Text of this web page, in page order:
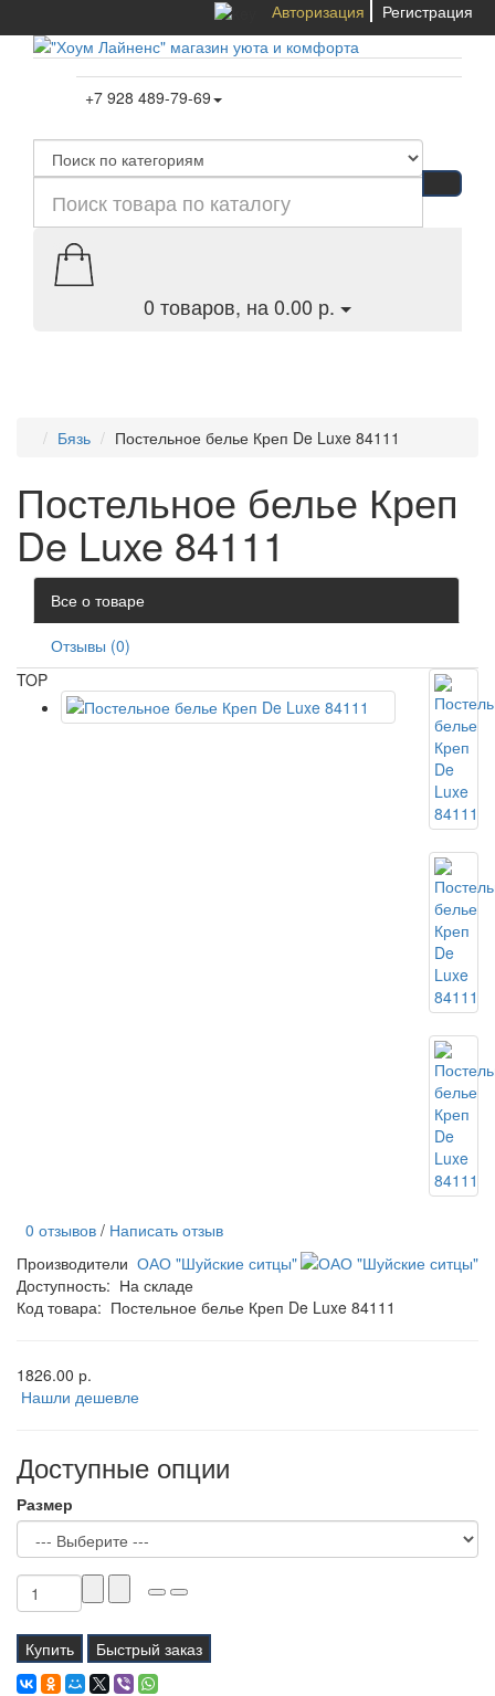
Авторизация Регистрация
+7 928 489-79-69
0 товаров, на 0.00 р.
Бязь Постельное белье Креп De Luxe 84111
Постельное белье Креп
De Luxe 84111
Все о товаре
Отзывы (0)
TOP
0 отзывов / Написать отзыв
Производители ОАО "Шуйские ситцы"
Доступность: На складе
Код товара: Постельное белье Креп De Luxe 84111
1826.00 р.
Нашли дешевле
Доступные опции
Размер
Купить Быстрый заказ